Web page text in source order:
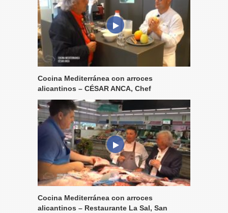
Cocina Mediterránea con arroces
alicantinos – CÉSAR ANCA, Chef
Cocina Mediterránea con arroces
alicantinos – Restaurante La Sal, San